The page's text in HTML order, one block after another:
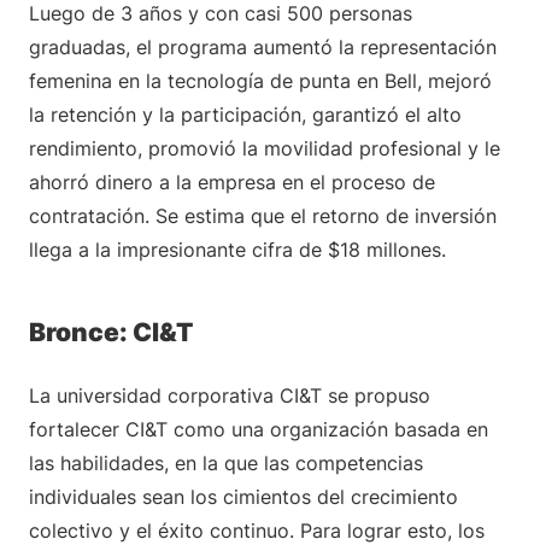
Luego de 3 años y con casi 500 personas
graduadas, el programa aumentó la representación
femenina en la tecnología de punta en Bell, mejoró
la retención y la participación, garantizó el alto
rendimiento, promovió la movilidad profesional y le
ahorró dinero a la empresa en el proceso de
contratación. Se estima que el retorno de inversión
llega a la impresionante cifra de $18 millones.
Bronce: CI&T
La universidad corporativa CI&T se propuso
fortalecer CI&T como una organización basada en
las habilidades, en la que las competencias
individuales sean los cimientos del crecimiento
colectivo y el éxito continuo. Para lograr esto, los